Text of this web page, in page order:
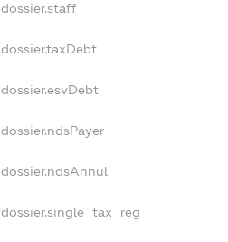
dossier.staff
dossier.taxDebt
dossier.esvDebt
dossier.ndsPayer
dossier.ndsAnnul
dossier.single_tax_reg